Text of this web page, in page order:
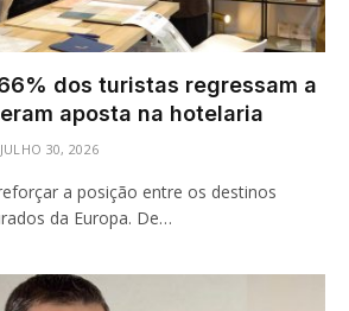
66% dos turistas regressam a
aposta na hotelaria
JULHO 30, 2026
a posição entre os destinos
da Europa. De…